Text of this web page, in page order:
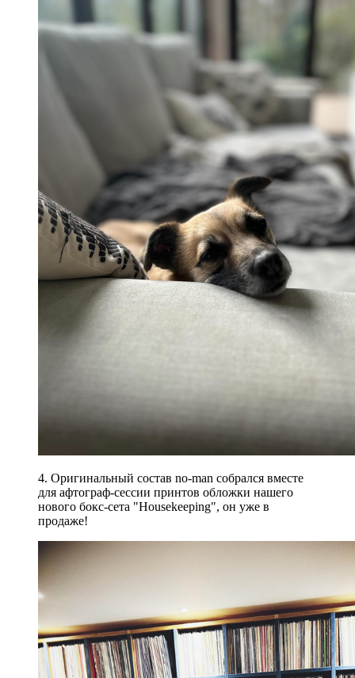
4. Оригинальный состав no-man собрался вместе
для афтограф-сессии принтов обложки нашего
нового бокс-сета "Housekeeping", он уже в
продаже!